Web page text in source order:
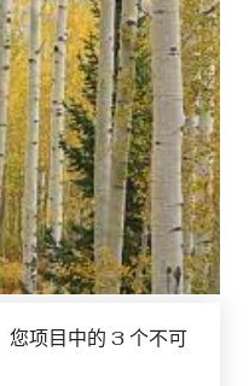
您项目中的 3 个不可